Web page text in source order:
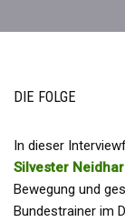
DIE FOLGE
In dieser
Silvester
Bewegung und
Bundestrainer im